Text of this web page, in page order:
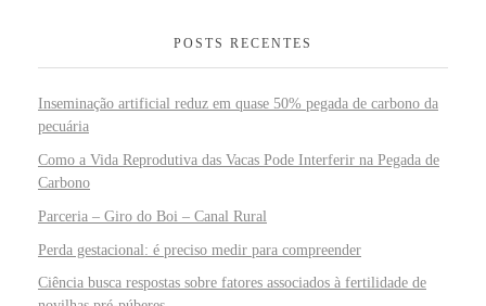
POSTS RECENTES
Inseminação artificial reduz em quase 50% pegada de carbono da
pecuária
Como a Vida Reprodutiva das Vacas Pode Interferir na Pegada de
Carbono
Parceria – Giro do Boi – Canal Rural
Perda gestacional: é preciso medir para compreender
Ciência busca respostas sobre fatores associados à fertilidade de